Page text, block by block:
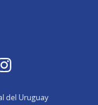
Instagram
del Uruguay